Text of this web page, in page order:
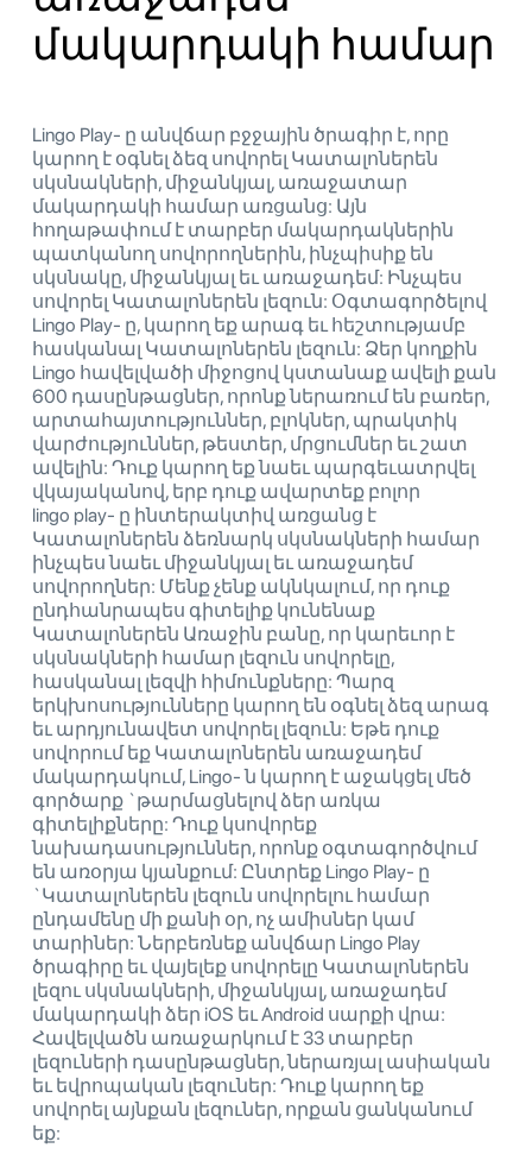
մակարդակի համար
Lingo Play- ը անվճար բջջային ծրագիր է, որը
կարող է օգնել ձեզ սովորել Կատալոներեն
սկսնակների, միջանկյալ, առաջատար
մակարդակի համար առցանց: Այն
հողաթափում է տարբեր մակարդակներին
պատկանող սովորողներին, ինչպիսիք են
սկսնակը, միջանկյալ եւ առաջադեմ: Ինչպես
սովորել Կատալոներեն լեզուն: Օգտագործելով
Lingo Play- ը, կարող եք արագ եւ հեշտությամբ
հասկանալ Կատալոներեն լեզուն: Ձեր կողքին
Lingo հավելվածի միջոցով կստանաք ավելի քան
600 դասընթացներ, որոնք ներառում են բառեր,
արտահայտություններ, բլոկներ, պրակտիկ
վարժություններ, թեստեր, մրցումներ եւ շատ
ավելին: Դուք կարող եք նաեւ պարգեւատրվել
վկայականով, երբ դուք ավարտեք բոլոր
lingo play- ը ինտերակտիվ առցանց է
Կատալոներեն ձեռնարկ սկսնակների համար
ինչպես նաեւ միջանկյալ եւ առաջադեմ
սովորողներ: Մենք չենք ակնկալում, որ դուք
ընդհանրապես գիտելիք կունենաք
Կատալոներեն Առաջին բանը, որ կարեւոր է
սկսնակների համար լեզուն սովորելը,
հասկանալ լեզվի հիմունքները: Պարզ
երկխոսությունները կարող են օգնել ձեզ արագ
եւ արդյունավետ սովորել լեզուն: Եթե ​​դուք
սովորում եք Կատալոներեն առաջադեմ
մակարդակում, Lingo- ն կարող է աջակցել մեծ
գործարք `թարմացնելով ձեր առկա
գիտելիքները: Դուք կսովորեք
նախադասություններ, որոնք օգտագործվում
են առօրյա կյանքում: Ընտրեք Lingo Play- ը
`Կատալոներեն լեզուն սովորելու համար
ընդամենը մի քանի օր, ոչ ամիսներ կամ
տարիներ: Ներբեռնեք անվճար Lingo Play
ծրագիրը եւ վայելեք սովորելը Կատալոներեն
լեզու սկսնակների, միջանկյալ, առաջադեմ
մակարդակի ձեր iOS եւ Android սարքի վրա:
Հավելվածն առաջարկում է 33 տարբեր
լեզուների դասընթացներ, ներառյալ ասիական
եւ եվրոպական լեզուներ: Դուք կարող եք
սովորել այնքան լեզուներ, որքան ցանկանում
եք: